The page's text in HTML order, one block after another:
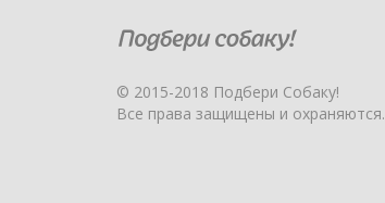
© 2015-2018 Подбери Собаку!
Все права защищены и охраняются.